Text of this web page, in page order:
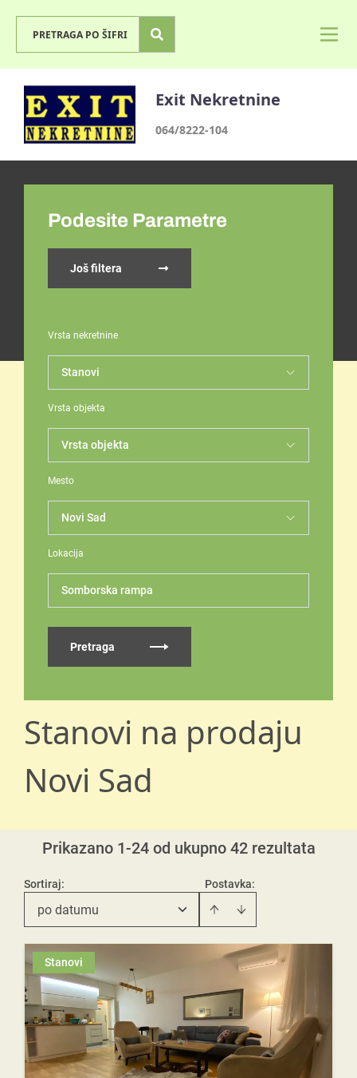
Exit Nekretnine
064/8222-104
Podesite Parametre
Još filtera
Vrsta nekretnine
Vrsta objekta
Mesto
Lokacija
Somborska rampa
Pretraga
Stanovi na prodaju
Novi Sad
Prikazano 1-24 od ukupno 42 rezultata
Postavka:
Sortiraj:
po datumu
Stanovi